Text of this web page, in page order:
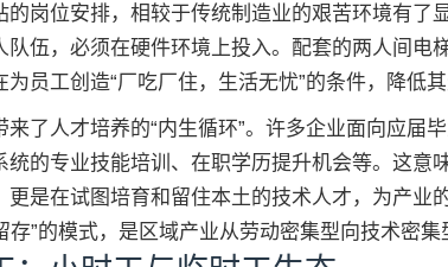
的岗位安排，相较于传统制造业的艰苦环境有了
队伍，必须在硬件环境上投入。配套的两人间电
为员工创造“厂吃厂住，生活无忧”的条件，降低
来了人才培养的“内生循环”。许多企业面向应届
统的专业技能培训、在职学历提升机会等。这意
更是在试图培育和留住本土的技术人才，为产业
存”的模式，是区域产业从劳动密集型向技术密集